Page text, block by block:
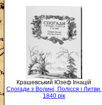
Крашевський Юзеф Ігнацій
Спогади з Волині, Полісся і Литви.
1840 рік